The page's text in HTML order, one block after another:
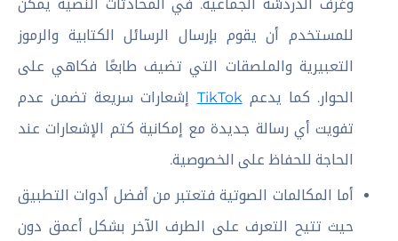
وغرف الدردشة الجماعية. في المحادثات النصية يمكن
للمستخدم أن يقوم بإرسال الرسائل الكتابية والرموز
التعبيرية والملصقات التي تضيف طابعًا فكاهي على
الحوار. كما يدعمTikTok إشعارات سريعة تضمن عدم
تفويت أي رسالة جديدة مع إمكانية كتم الإشعارات عند
الحاجة للحفاظ على الخصوصية.
أما المكالمات الصوتية فتعتبر من أفضل أدوات التطبيق
حيث تتيح التعرف على الطرف الآخر بشكل أعمق دون